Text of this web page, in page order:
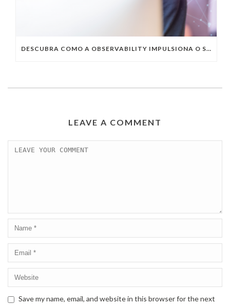
DESCUBRA COMO A OBSERVABILITY IMPULSIONA O SUCESSO DO SEU NEGÓCIO
LEAVE A COMMENT
Save my name, email, and website in this browser for the next